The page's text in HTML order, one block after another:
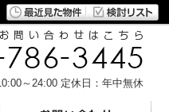
～24:00 定休日：年中無休